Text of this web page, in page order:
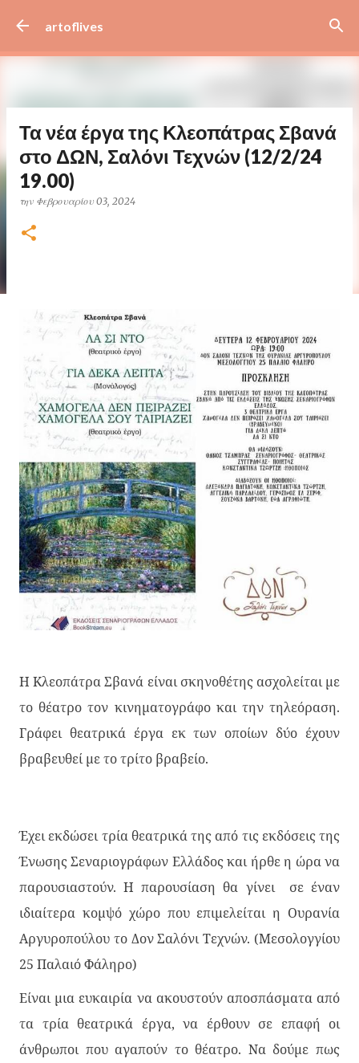
artoflives
Τα νέα έργα της Κλεοπάτρας Σβανά
στο ΔΩΝ, Σαλόνι Τεχνών (12/2/24
19.00)
την Φεβρουαρίου 03, 2024
Η Κλεοπάτρα Σβανά είναι σκηνοθέτης ασχολείται με
το θέατρο τον κινηματογράφο και την τηλεόραση.
Γράφει θεατρικά έργα εκ των οποίων δύο έχουν
βραβευθεί με το τρίτο βραβείο.
Έχει εκδώσει τρία θεατρικά της από τις εκδόσεις της
Ένωσης Σεναριογράφων Ελλάδος και ήρθε η ώρα να
παρουσιαστούν. Η παρουσίαση θα γίνει σε έναν
ιδιαίτερα κομψό χώρο που επιμελείται η Ουρανία
Αργυροπούλου το Δον Σαλόνι Τεχνών. (Μεσολογγίου
25 Παλαιό Φάληρο)
Είναι μια ευκαιρία να ακουστούν αποσπάσματα από
τα τρία θεατρικά έργα, να έρθουν σε επαφή οι
άνθρωποι που αγαπούν το θέατρο. Να δούμε πως